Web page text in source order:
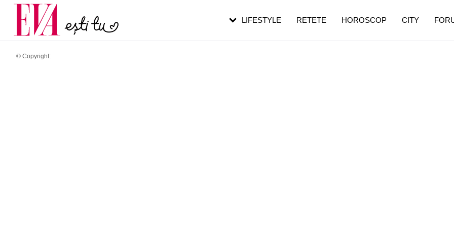
© Copyright:
LIFESTYLE RETETE HOROSCOP CITY
Carieră
Actualitate
pe măsură ce înaintezi în vârstă
de dureroasă este investigația